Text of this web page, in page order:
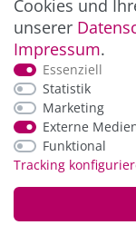
*Alle Preise inkl. der
und Versandkosten
Cookies und
unserer
Impressum.
Essenziell
Statistik
Marketing
Externe
Funktional
Tracking
© Copyright